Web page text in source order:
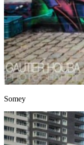
Somey